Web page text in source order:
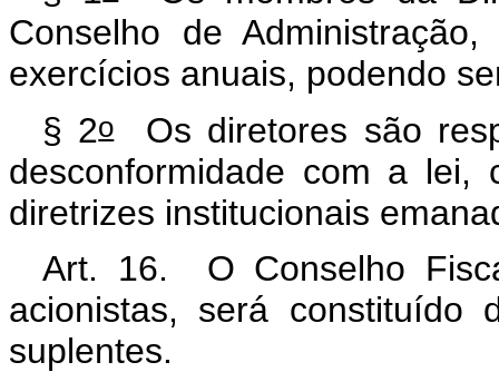
Conselho de
exercícios anuais, podendo
§ 2oOs diretores são
desconformidade com a
diretrizes institucionais
Art. 16. O Conselho
acionistas, será constituído
suplentes.